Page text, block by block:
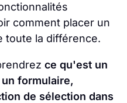
comment placer un
toute la différence.
ce qu'est un
formulaire,
de sélection dans